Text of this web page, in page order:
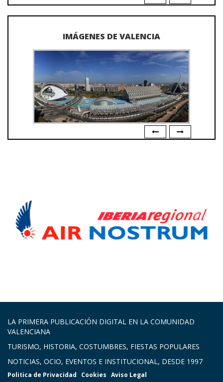
IMÁGENES DE VALENCIA
LA PRIMERA PUBLICACIÓN DIGITAL EN LA COMUNIDAD
VALENCIANA
TURISMO, HISTORIA, COSTUMBRES, FIESTAS POPULARES
NOTICIAS, OCIO, EVENTOS E INSTITUCIONAL, DESDE 1997
Politica de Privacidad Cookies Aviso Legal